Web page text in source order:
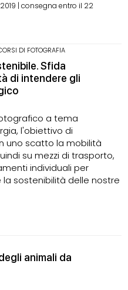
| consegna entro il 22
DI FOTOGRAFIA
Sfida
di intendere gli
a tema
l'obiettivo di
uno scatto la mobilità
su mezzi di trasporto,
individuali per
sostenibilità delle nostre
animali da